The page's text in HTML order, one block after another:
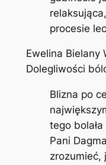
procesie
Ewelina Bielany
Dolegliwości
Blizna po
tego
Pani
zrozumieć,